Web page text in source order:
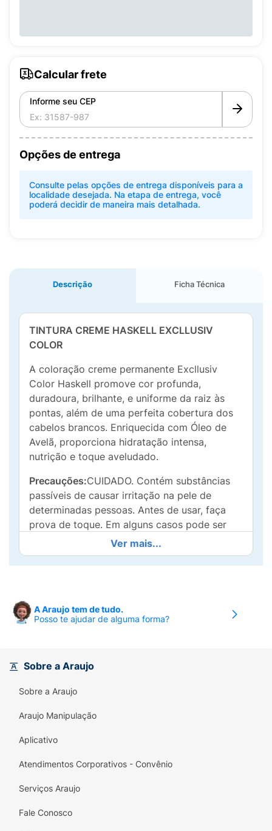
Calcular frete
Informe seu CEP
Opções de entrega
Consulte pelas opções de entrega disponíveis para a
localidade desejada. Na etapa de entrega, você
poderá decidir de maneira mais detalhada.
Descrição Ficha Técnica
TINTURA CREME HASKELL EXCLLUSIV
COLOR
A coloração creme permanente Excllusiv
Color Haskell promove cor profunda,
duradoura, brilhante, e uniforme da raiz às
pontas, além de uma perfeita cobertura dos
cabelos brancos. Enriquecida com Óleo de
Avelã, proporciona hidratação intensa,
nutrição e toque aveludado.
Precauções:CUIDADO. Contém substâncias
passíveis de causar irritação na pele de
determinadas pessoas. Antes de usar, faça
prova de toque. Em alguns casos pode ser
grave. Respeite as instruções de
uso.OBRIGATORIAMENTE FAÇA A PROVA DE
TOQUE/SENSIBILIDADE descrita na parte
Importante:Dependendo da cor natural dos
escolhida.Leia atentamente a parte interna do
aplicação.Observações.Dicas
importantes.Prova de
Ver mais...
A Araujo tem de tudo.
Posso te ajudar de alguma forma?
Sobre a Araujo
Sobre a Araujo
Araujo Manipulação
Aplicativo
Atendimentos Corporativos - Convênio
Serviços Araujo
Fale Conosco